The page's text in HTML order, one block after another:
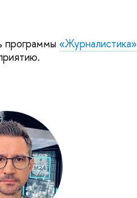
программы «Журналистика»